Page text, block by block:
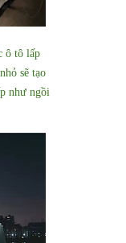
ô tô lấp
sẽ tạo
như ngồi